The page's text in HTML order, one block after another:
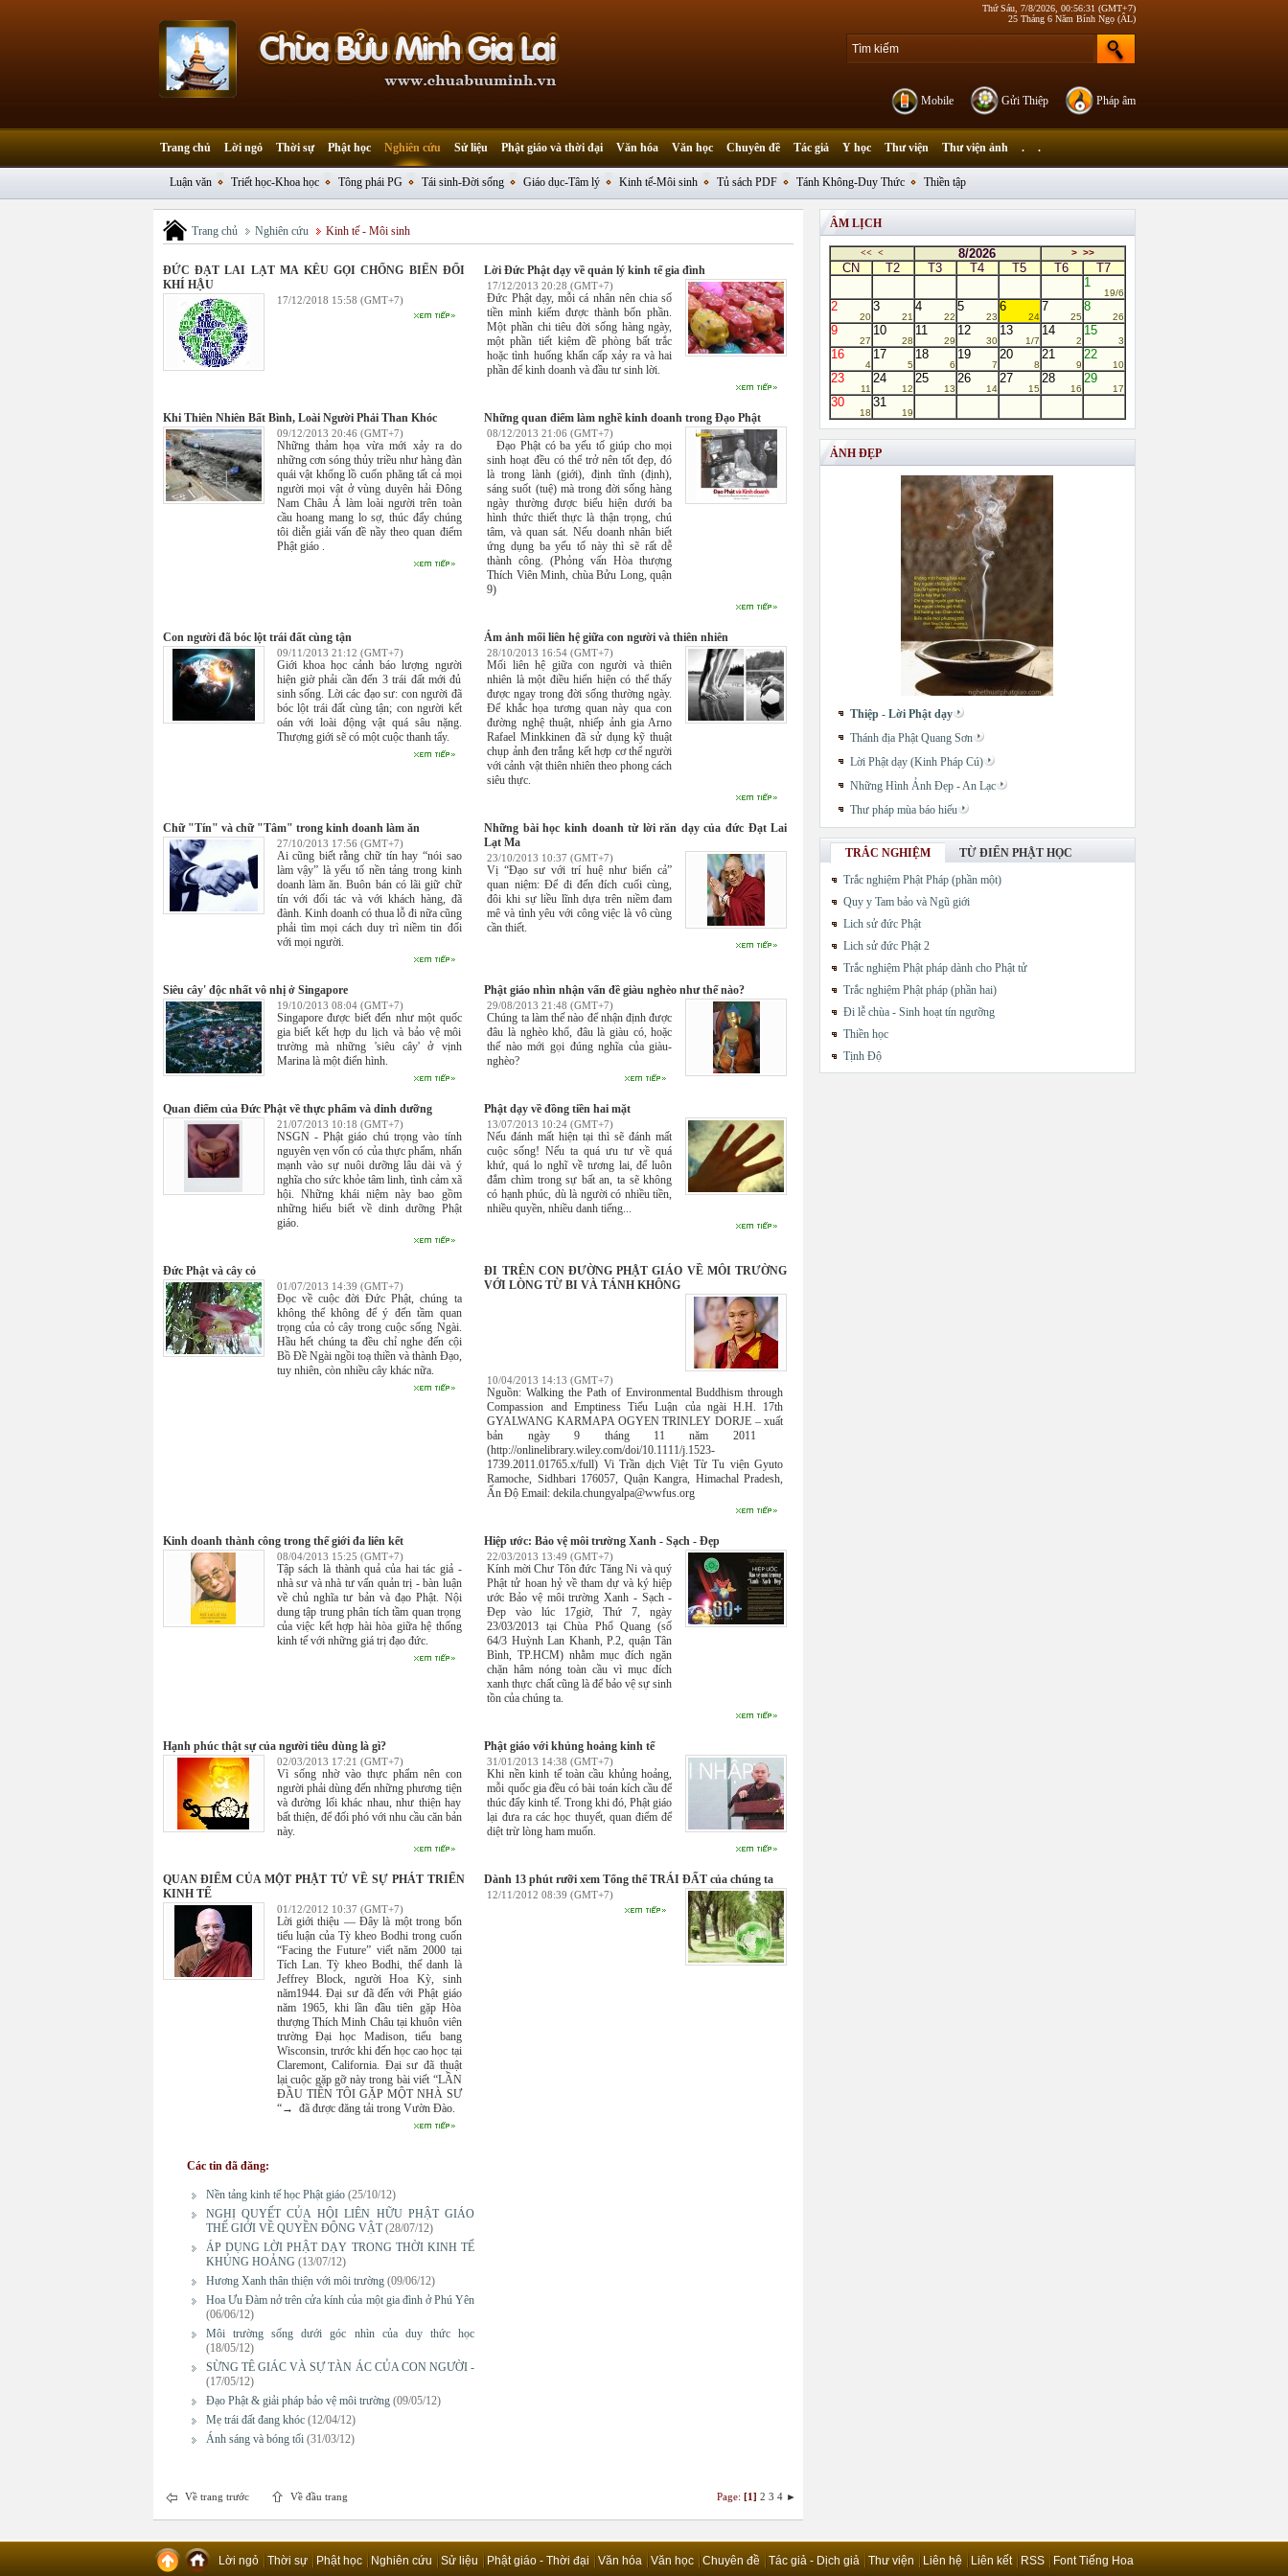
Thứ Sáu, 7/8/2026, 00:56:31 (GMT+7)
25 Tháng 6 Năm Bính Ngọ (ÂL)
Pháp âm
Gửi Thiệp
Mobile
Trang chủ Lời ngỏ Thời sự Phật học Nghiên cứu
Luận văn Triết học-Khoa học Tông phái PG Tái sinh-Đời sống Giáo dục-Tâm lý Kinh tế-Môi sinh Tủ sách PDF Tánh Không-Duy Thức Thiền tập
Sử liệu Phật giáo và thời đại Văn hóa Văn học Chuyên đề Tác giả Y học Thư viện Thư viện ảnh . .
Trang chủ Nghiên cứu Kinh tế - Môi sinh
ĐỨC ĐẠT LAI LẠT MA KÊU GỌI CHỐNG BIẾN ĐỔI
KHÍ HẬU
17/12/2018 15:58 (GMT+7)
Lời Đức Phật dạy về quản lý kinh tế gia đình
17/12/2013 20:28 (GMT+7)
Đức Phật dạy, mỗi cá nhân nên chia số
tiền mình kiếm được thành bốn phần.
Một phần chi tiêu đời sống hàng ngày,
một phần tiết kiệm đề phòng bất trắc
hoặc tình huống khẩn cấp xảy ra và hai
phần để kinh doanh và đầu tư sinh lời.
Khi Thiên Nhiên Bất Bình, Loài Người Phải Than Khóc
09/12/2013 20:46 (GMT+7)
Những thảm họa vừa mới xảy ra do
những cơn sóng thủy triều như hàng đàn
quái vật khổng lồ cuốn phăng tất cả mọi
người mọi vật ở vùng duyên hải Đông
Nam Châu Á làm loài người trên toàn
cầu hoang mang lo sợ, thúc đẩy chúng
tôi diễn giải vấn đề nầy theo quan điểm
Phật giáo .
Những quan điểm làm nghề kinh doanh trong Đạo Phật
08/12/2013 21:06 (GMT+7)
Đạo Phật có ba yếu tố giúp cho mọi
sinh hoạt đều có thể trở nên tốt đẹp, đó
là trong lành (giới), định tĩnh (định),
sáng suốt (tuệ) mà trong đời sống hàng
ngày thường được biểu hiện dưới ba
hình thức thiết thực là thận trọng, chú
tâm, và quan sát. Nếu doanh nhân biết
ứng dụng ba yếu tố này thì sẽ rất dễ
thành công. (Phỏng vấn Hòa thượng
Thích Viên Minh, chùa Bửu Long, quận
9)
Con người đã bóc lột trái đất cùng tận
09/11/2013 21:12 (GMT+7)
Giới khoa học cảnh báo lượng người
hiện giờ phải cần đến 3 trái đất mới đủ
sinh sống. Lời các đạo sư: con người đã
bóc lột trái đất cùng tận; con người kết
oán với loài động vật quá sâu nặng.
Thượng giới sẽ có một cuộc thanh tẩy.
Ám ảnh mối liên hệ giữa con người và thiên nhiên
28/10/2013 16:54 (GMT+7)
Mối liên hệ giữa con người và thiên
nhiên là một điều hiển hiện có thể thấy
được ngay trong đời sống thường ngày.
Để khắc họa tương quan này qua con
đường nghệ thuật, nhiếp ảnh gia Arno
Rafael Minkkinen đã sử dụng kỹ thuật
chụp ảnh đen trắng kết hợp cơ thể người
với cảnh vật thiên nhiên theo phong cách
siêu thực.
Chữ "Tín" và chữ "Tâm" trong kinh doanh làm ăn
27/10/2013 17:56 (GMT+7)
Ai cũng biết rằng chữ tín hay “nói sao
làm vậy” là yếu tố nền tảng trong kinh
doanh làm ăn. Buôn bán có lãi giữ chữ
tín với đối tác và với khách hàng, đã
đành. Kinh doanh có thua lỗ đi nữa cũng
phải tìm mọi cách duy trì niềm tin đối
với mọi người.
Những bài học kinh doanh từ lời răn dạy của đức Đạt Lai
Lạt Ma
23/10/2013 10:37 (GMT+7)
Vị “Đạo sư với trí huệ như biển cả”
quan niệm: Để đi đến đích cuối cùng,
đôi khi sự liều lĩnh dựa trên niềm đam
mê và tình yêu với công việc là vô cùng
cần thiết.
Siêu cây' độc nhất vô nhị ở Singapore
19/10/2013 08:04 (GMT+7)
Singapore được biết đến như một quốc
gia biết kết hợp du lịch và bảo vệ môi
trường mà những 'siêu cây' ở vịnh
Marina là một điển hình.
Phật giáo nhìn nhận vấn đề giàu nghèo như thế nào?
29/08/2013 21:48 (GMT+7)
Chúng ta làm thế nào để nhận định được
đâu là nghèo khổ, đâu là giàu có, hoặc
thế nào mới gọi đúng nghĩa của giàu-
nghèo?
Quan điểm của Ðức Phật về thực phẩm và dinh dưỡng
21/07/2013 10:18 (GMT+7)
NSGN - Phật giáo chú trọng vào tính
nguyên vẹn vốn có của thực phẩm, nhấn
mạnh vào sự nuôi dưỡng lâu dài và ý
nghĩa cho sức khỏe tâm linh, tình cảm xã
hội. Những khái niệm này bao gồm
những hiểu biết về dinh dưỡng Phật
giáo.
Phật dạy về đồng tiền hai mặt
13/07/2013 10:24 (GMT+7)
Nếu đánh mất hiện tại thì sẽ đánh mất
cuộc sống! Nếu ta quá ưu tư về quá
khứ, quá lo nghĩ về tương lai, để luôn
đắm chìm trong sự bất an, ta sẽ không
có hạnh phúc, dù là người có nhiều tiền,
nhiều quyền, nhiều danh tiếng...
Đức Phật và cây cỏ
01/07/2013 14:39 (GMT+7)
Đọc về cuộc đời Đức Phật, chúng ta
không thể không để ý đến tầm quan
trọng của cỏ cây trong cuộc sống Ngài.
Hầu hết chúng ta đều chỉ nghe đến cội
Bồ Đề Ngài ngồi toạ thiền và thành Đạo,
tuy nhiên, còn nhiều cây khác nữa.
ĐI TRÊN CON ĐƯỜNG PHẬT GIÁO VỀ MÔI TRƯỜNG
VỚI LÒNG TỪ BI VÀ TÁNH KHÔNG
10/04/2013 14:13 (GMT+7)
Nguồn: Walking the Path of Environmental Buddhism through
Compassion and Emptiness Tiểu Luận của ngài H.H. 17th
GYALWANG KARMAPA OGYEN TRINLEY DORJE – xuất
bản ngày 9 tháng 11 năm 2011
(http://onlinelibrary.wiley.com/doi/10.1111/j.1523-
1739.2011.01765.x/full) Vi Trần dịch Việt Từ Tu viện Gyuto
Ramoche, Sidhbari 176057, Quận Kangra, Himachal Pradesh,
Ấn Độ Email: dekila.chungyalpa@wwfus.org
Kinh doanh thành công trong thế giới đa liên kết
08/04/2013 15:25 (GMT+7)
Tập sách là thành quả của hai tác giả -
nhà sư và nhà tư vấn quản trị - bàn luận
về chủ nghĩa tư bản và đạo Phật. Nội
dung tập trung phân tích tầm quan trọng
của việc kết hợp hài hòa giữa hệ thống
kinh tế với những giá trị đạo đức.
Hiệp ước: Bảo vệ môi trường Xanh - Sạch - Đẹp
22/03/2013 13:49 (GMT+7)
Kính mời Chư Tôn đức Tăng Ni và quý
Phật tử hoan hỷ về tham dự và ký hiệp
ước Bảo vệ môi trường Xanh - Sạch -
Đẹp vào lúc 17giờ, Thứ 7, ngày
23/03/2013 tại Chùa Phổ Quang (số
64/3 Huỳnh Lan Khanh, P.2, quận Tân
Bình, TP.HCM) nhằm mục đích ngăn
chặn hâm nóng toàn cầu vì mục đích
xanh thực chất cũng là để bảo vệ sự sinh
tồn của chúng ta.
Hạnh phúc thật sự của người tiêu dùng là gì?
02/03/2013 17:21 (GMT+7)
Vì sống nhờ vào thực phẩm nên con
người phải dùng đến những phương tiện
và đường lối khác nhau, như thiện hay
bất thiện, để đối phó với nhu cầu căn bản
này.
Phật giáo với khủng hoảng kinh tế
31/01/2013 14:38 (GMT+7)
Khi nền kinh tế toàn cầu khủng hoảng,
mỗi quốc gia đều có bài toán kích cầu để
thúc đẩy kinh tế. Trong khi đó, Phật giáo
lại đưa ra các học thuyết, quan điểm để
diệt trừ lòng ham muốn.
QUAN ĐIỂM CỦA MỘT PHẬT TỬ VỀ SỰ PHÁT TRIỂN
KINH TẾ
01/12/2012 10:37 (GMT+7)
Lời giới thiệu — Đây là một trong bốn
tiểu luận của Tỳ kheo Bodhi trong cuốn
“Facing the Future” viết năm 2000 tại
Tích Lan. Tỳ kheo Bodhi, thế danh là
Jeffrey Block, người Hoa Kỳ, sinh
năm1944. Đại sư đã đến với Phật giáo
năm 1965, khi lần đầu tiên gặp Hòa
thượng Thích Minh Châu tại khuôn viên
trường Đại học Madison, tiểu bang
Wisconsin, trước khi đến học cao học tại
Claremont, California. Đại sư đã thuật
lại cuộc gặp gỡ này trong bài viết “LẦN
ĐẦU TIÊN TÔI GẶP MỘT NHÀ SƯ
“→ đã được đăng tải trong Vườn Đào.
Dành 13 phút rưỡi xem Tổng thể TRÁI ĐẤT của chúng ta
12/11/2012 08:39 (GMT+7)
Các tin đã đăng:
Nền tảng kinh tế học Phật giáo (25/10/12)
NGHỊ QUYẾT CỦA HỘI LIÊN HỮU PHẬT GIÁO
THẾ GIỚI VỀ QUYỀN ĐỘNG VẬT (28/07/12)
ÁP DỤNG LỜI PHẬT DẠY TRONG THỜI KINH TẾ
KHỦNG HOẢNG (13/07/12)
Hương Xanh thân thiện với môi trường (09/06/12)
Hoa Ưu Đàm nở trên cửa kính của một gia đình ở Phú Yên
(06/06/12)
Môi trường sống dưới góc nhìn của duy thức học
(18/05/12)
SỪNG TÊ GIÁC VÀ SỰ TÀN ÁC CỦA CON NGƯỜI -
(17/05/12)
Đạo Phật & giải pháp bảo vệ môi trường (09/05/12)
Mẹ trái đất đang khóc (12/04/12)
Ánh sáng và bóng tối (31/03/12)
Về trang trước Về đầu trang Page: [1] 2 3 4 ►
ÂM LỊCH
<< < 8/2026 > >>
CN T2 T3 T4 T5 T6
T7
1
19/6
2
20
3
21
4
22
5
23
6
24
7
25
8
26
9
27
10
28
11
29
12
30
13
1/7
14
2
15
3
16
4
17
5
18
6
19
7
20
8
21
9
22
10
23
11
24
12
25
13
26
14
27
15
28
16
29
17
30
18
31
19
ẢNH ĐẸP
Thiệp - Lời Phật dạy
Thánh địa Phật Quang Sơn
Lời Phật dạy (Kinh Pháp Cú)
Những Hình Ảnh Đẹp - An Lạc
Thư pháp mùa báo hiếu
TRẮC NGHIỆM
TỪ ĐIỂN PHẬT HỌC
Trắc nghiệm Phật Pháp (phần một)
Quy y Tam bảo và Ngũ giới
Lich sử đức Phật
Lich sử đức Phật 2
Trắc nghiệm Phật pháp dành cho Phật tử
Trắc nghiệm Phật pháp (phần hai)
Đi lễ chùa - Sinh hoạt tín ngưỡng
Thiền học
Tịnh Độ
Lời ngỏ Thời sự Phật học Nghiên cứu Sử liệu Phật giáo - Thời đại Văn hóa Văn học Chuyên đề Tác giả - Dịch giả Thư viện Liên hệ Liên kết RSS Font Tiếng Hoa